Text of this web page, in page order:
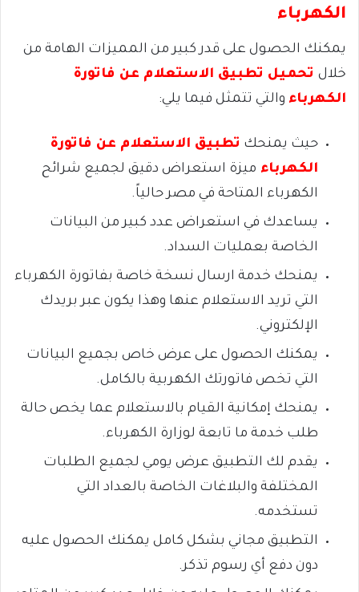
الكهرباء
يمكنك الحصول على قدر كبير من المميزات الهامة من
خلال تحميل تطبيق الاستعلام عن فاتورة
الكهرباء والتي تتمثل فيما يلي:
حيث يمنحك تطبيق الاستعلام عن فاتورة
الكهرباء ميزة استعراض دقيق لجميع شرائح
الكهرباء المتاحة في مصر حالياً.
يساعدك في استعراض عدد كبير من البيانات
الخاصة بعمليات السداد.
يمنحك خدمة ارسال نسخة خاصة بفاتورة الكهرباء
التي تريد الاستعلام عنها وهذا يكون عبر بريدك
الإلكتروني.
يمكنك الحصول على عرض خاص بجميع البيانات
التي تخص فاتورتك الكهربية بالكامل.
يمنحك إمكانية القيام بالاستعلام عما يخص حالة
طلب خدمة ما تابعة لوزارة الكهرباء.
يقدم لك التطبيق عرض يومي لجميع الطلبات
المختلفة والبلاغات الخاصة بالعداد التي
تستخدمه.
التطبيق مجاني بشكل كامل يمكنك الحصول عليه
دون دفع أي رسوم تذكر.